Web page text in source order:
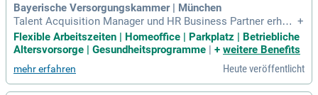
Bayerische Versorgungskammer | München
Talent Acquisition Manager und HR Business Partner erhalt
en von Ihnen umfassende Beratung zu tarifrechtlichen Frage
n bei Stellenausschreibungen und Eingruppierungen. Zu Ihre
n Aufgaben zählen die verantwortliche Bearbeitung dienst- u
nd tarifrechtlicher Grundsatzfragen sowie deren fachliche B
ewertung. Sie sind zudem für die eigenständige Bearbeitung
+
Flexible Arbeitszeiten | Homeoffice | Parkplatz | Betriebliche
Altersvorsorge | Gesundheitsprogramme | + weitere Benefits
mehr erfahren Heute veröffentlicht